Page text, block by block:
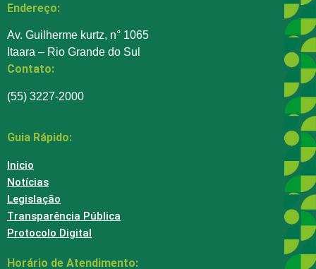
Endereço:
Av. Guilherme kurtz, n° 1065
Itaara – Rio Grande do Sul
Contato:
(55) 3227-2000
Guia Rápido:
Inicio
Notícias
Legislação
Transparência Pública
Protocolo Digital
Horário de Atendimento: